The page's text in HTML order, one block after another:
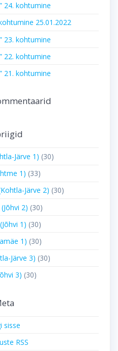
24. kohtumine
25.01.2022
23. kohtumine
22. kohtumine
21. kohtumine
Järve 1) (30)
1) (33)
Järve 2) (30)
2) (30)
1) (30)
1) (30)
Järve 3) (30)
3) (30)
sisse
RSS